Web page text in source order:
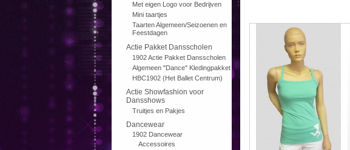
Met eigen Logo voor Bedrijven
Mini taartjes
Taarten Algemeen/Seizoenen en
Feestdagen
Actie Pakket Dansscholen
1902 Actie Pakket Dansscholen
Algemeen "Dance" Kledingpakket
HBC1902 (Het Ballet Centrum)
Actie Showfashion voor
Dansshows
Truitjes en Pakjes
Dancewear
1902 Dancewear
Accessoires